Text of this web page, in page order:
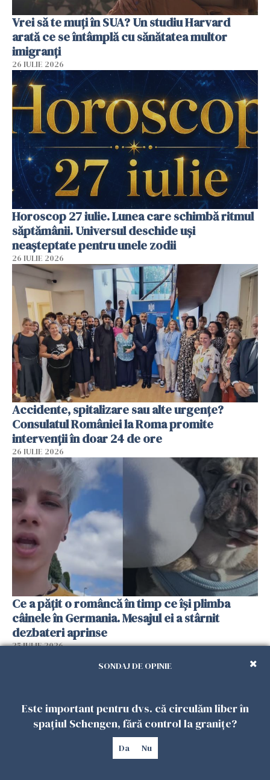
Vrei să te muți în SUA? Un studiu Harvard
arată ce se întâmplă cu sănătatea multor
imigranți
26 IULIE 2026
Horoscop 27 iulie. Lunea care schimbă ritmul
săptămânii. Universul deschide uși
neașteptate pentru unele zodii
26 IULIE 2026
Accidente, spitalizare sau alte urgențe?
Consulatul României la Roma promite
intervenții în doar 24 de ore
26 IULIE 2026
Ce a pățit o româncă în timp ce își plimba
câinele în Germania. Mesajul ei a stârnit
dezbateri aprinse
25 IULIE 2026
SONDAJ DE OPINIE
Este important pentru dvs. că circulăm liber în
spațiul Schengen, fără control la granițe?
Da Nu